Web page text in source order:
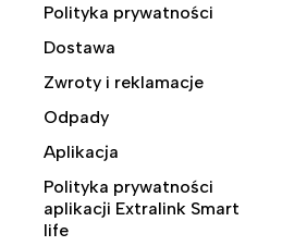
Polityka prywatności
Dostawa
Zwroty i reklamacje
Odpady
Aplikacja
Polityka prywatności
aplikacji Extralink Smart
life